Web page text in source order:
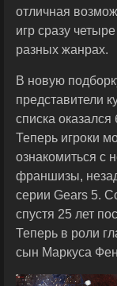
отличная
игр сразу
разных жанрах.
В новую
представители
списка
Теперь игроки
ознакомиться с
франшизы,
серии Gears 5.
спустя 25 лет
Теперь в роли
сын Маркуса